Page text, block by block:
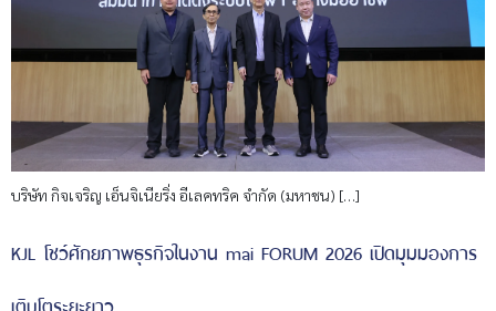
บริษัท กิจเจริญ เอ็นจิเนียริ่ง อีเลคทริค จำกัด (มหาชน) […]
KJL โชว์ศักยภาพธุรกิจในงาน mai FORUM 2026 เปิดมุมมองการ
เติบโตระยะยาว